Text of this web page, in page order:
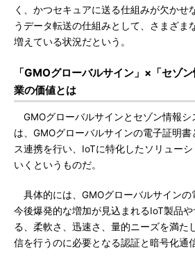
く、かつセキュアに送る仕組みが欠かせ
うデータ転送の仕組みとして、さまざま
増えている状況だという。
「GMOグローバルサイン」×「セゾ
業の価値とは
GMOグローバルサインとセゾン情報シ
は、GMOグローバルサインの電子証明
ス連携を行い、IoTに特化したソリュー
いくというものだ。
具体的には、GMOグローバルサインの
今後爆発的な増加が見込まれるIoT製品
る、柔軟さ、迅速さ、量的ニーズを満た
信を行うのに必要となる認証と暗号化通